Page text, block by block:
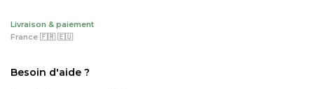
Livraison & paiement
France 🇫🇷 🇪🇺
Besoin d'aide ?